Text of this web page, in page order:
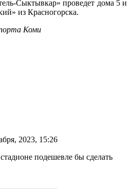
Сыктывкар» проведет дома 5 и
из Красногорска.
Коми
2023, 15:26
подешевле бы сделать